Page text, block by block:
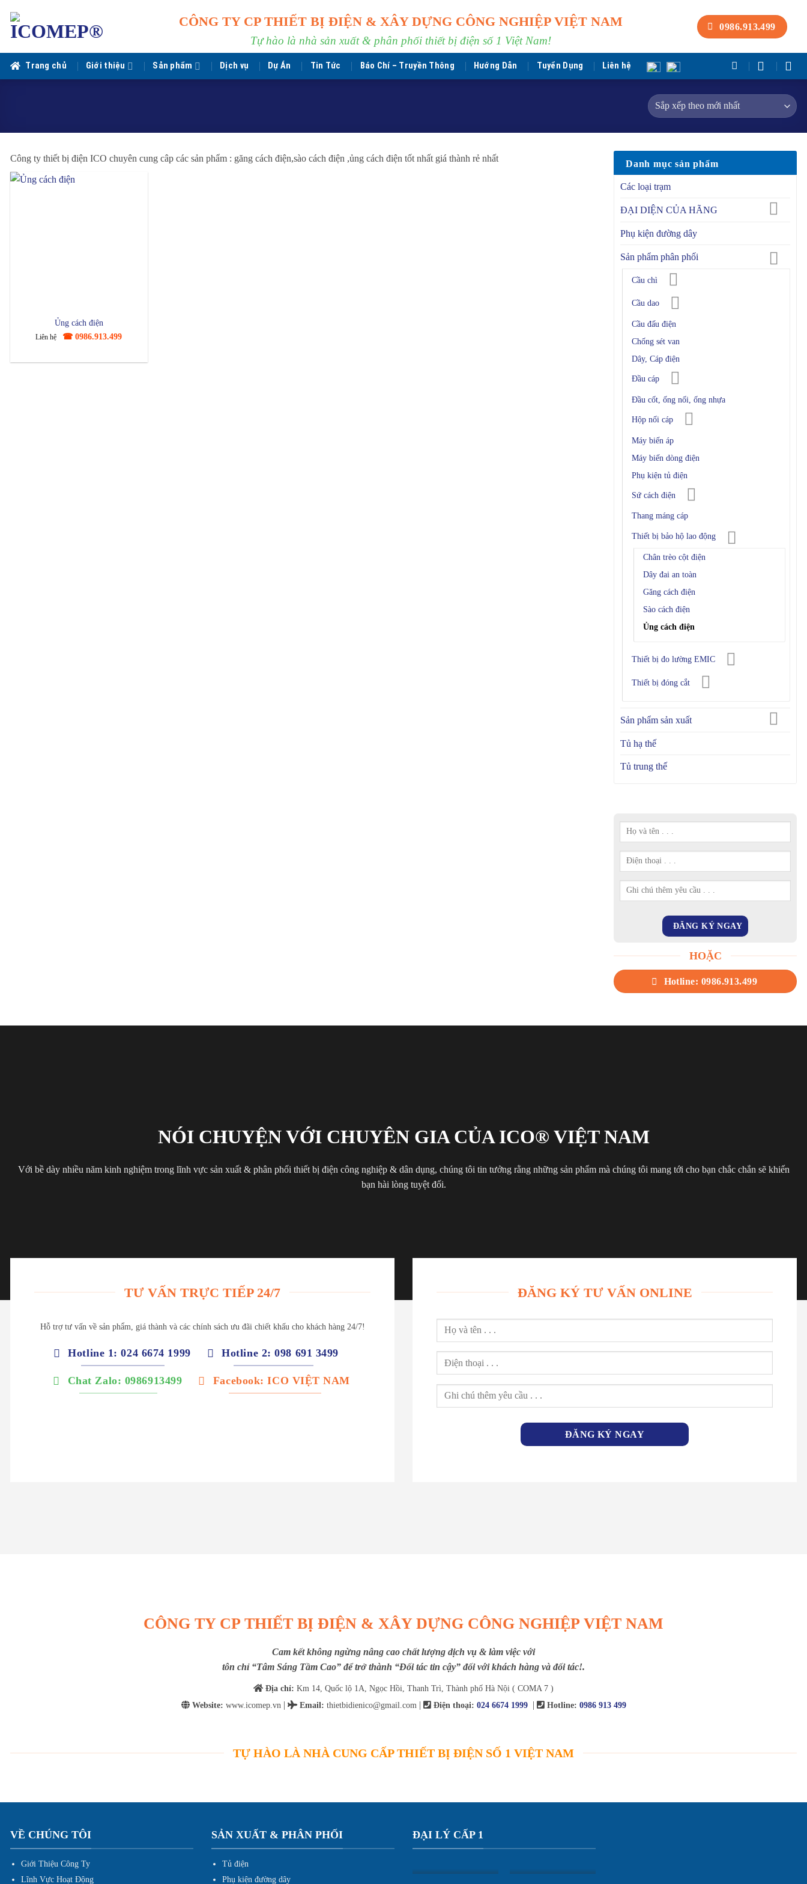
qua
nội
dung
CÔNG TY CP THIẾT BỊ ĐIỆN & XÂY DỰNG CÔNG NGHIỆP VIỆT NAM
Tự hào là nhà sản xuất & phân phối thiết bị điện số 1 Việt Nam!
0986.913.499
Trang chủ Giới thiệu Sản phẩm Dịch vụ Dự Án Tin Tức Báo Chí – Truyền Thông Hướng Dẫn Tuyển Dụng Liên hệ
Công ty thiết bị điện ICO chuyên cung câp các sản phẩm : găng cách điện,sào cách điện ,ủng cách điện tốt nhất giá thành rẻ nhất
Ủng cách điện
Liên hệ ☎ 0986.913.499
Danh mục sản phẩm
Các loại trạm
ĐẠI DIỆN CỦA HÃNG
Phụ kiện đường dây
Sản phẩm phân phối
Cầu chì
Cầu dao
Cầu đấu điện
Chống sét van
Dây, Cáp điện
Đầu cáp
Đầu cốt, ống nối, ống nhựa
Hộp nối cáp
Máy biến áp
Máy biến dòng điện
Phụ kiện tủ điện
Sứ cách điện
Thang máng cáp
Thiết bị bảo hộ lao động
Chân trèo cột điện
Dây đai an toàn
Găng cách điện
Sào cách điện
Ủng cách điện
Thiết bị đo lường EMIC
Thiết bị đóng cắt
Sản phẩm sản xuất
Tủ hạ thế
Tủ trung thế
HOẶC
Hotline: 0986.913.499
NÓI CHUYỆN VỚI CHUYÊN GIA CỦA ICO® VIỆT NAM
Với bề dày nhiều năm kinh nghiệm trong lĩnh vực sản xuất & phân phối thiết bị điện công nghiệp & dân dụng, chúng tôi tin tưởng rằng những sản phẩm mà chúng tôi mang tới cho bạn chắc chắn sẽ khiến
bạn hài lòng tuyệt đối.
TƯ VẤN TRỰC TIẾP 24/7
Hỗ trợ tư vấn về sản phẩm, giá thành và các chính sách ưu đãi chiết khấu cho khách hàng 24/7!
Hotline 1: 024 6674 1999 Hotline 2: 098 691 3499
Chat Zalo: 0986913499 Facebook: ICO VIỆT NAM
ĐĂNG KÝ TƯ VẤN ONLINE
CÔNG TY CP THIẾT BỊ ĐIỆN & XÂY DỰNG CÔNG NGHIỆP VIỆT NAM
Cam kết không ngừng nâng cao chất lượng dịch vụ & làm việc với
tôn chỉ “Tâm Sáng Tầm Cao” để trở thành “Đối tác tin cậy” đối với khách hàng và đối tác!.
Địa chỉ: Km 14, Quốc lộ 1A, Ngọc Hồi, Thanh Trì, Thành phố Hà Nội ( COMA 7 )
Website: www.icomep.vn | Email: thietbidienico@gmail.com | Điện thoại: 024 6674 1999 | Hotline: 0986 913 499
TỰ HÀO LÀ NHÀ CUNG CẤP THIẾT BỊ ĐIỆN SỐ 1 VIỆT NAM
VỀ CHÚNG TÔI
Giới Thiệu Công Ty
Lĩnh Vực Hoạt Động
SẢN XUẤT & PHÂN PHỐI
Tủ điện
Phụ kiện đường dây
ĐẠI LÝ CẤP 1